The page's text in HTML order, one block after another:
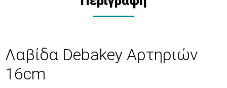
Λαβίδα Debakey Αρτηριών
16cm